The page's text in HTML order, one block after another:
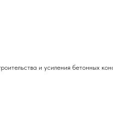
и усиления бетонных